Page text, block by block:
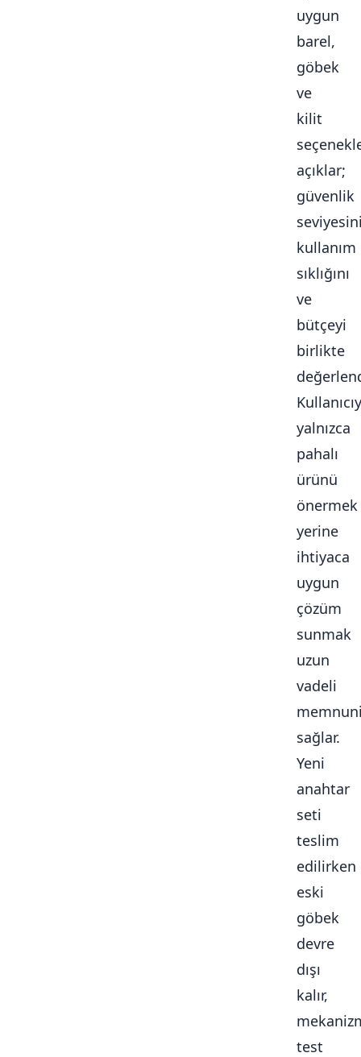
uygun
barel,
göbek
ve
kilit
açıklar;
güvenlik
kullanım
sıklığını
ve
bütçeyi
birlikte
yalnızca
pahalı
ürünü
önermek
yerine
ihtiyaca
uygun
çözüm
sunmak
uzun
vadeli
sağlar.
Yeni
anahtar
seti
teslim
edilirken
eski
göbek
devre
dışı
kalır,
test